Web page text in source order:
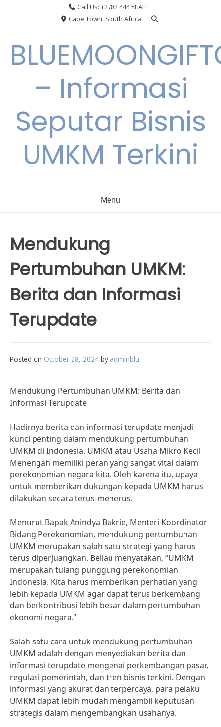
Call Us: +2782 444 YEAH
Cape Town, South Africa
– Informasi
Seputar Bisnis
UMKM Terkini
Menu
Mendukung
Pertumbuhan UMKM:
Berita dan Informasi
Terupdate
Posted on October 28, 2024 by adminblu
Mendukung Pertumbuhan UMKM: Berita dan
Informasi Terupdate
Hadirnya berita dan informasi terupdate menjadi
kunci penting dalam mendukung pertumbuhan
UMKM di Indonesia. UMKM atau Usaha Mikro Kecil
Menengah memiliki peran yang sangat vital dalam
perekonomian negara kita. Oleh karena itu, upaya
untuk memberikan dukungan kepada UMKM harus
dilakukan secara terus-menerus.
Menurut Bapak Anindya Bakrie, Menteri Koordinator
Bidang Perekonomian, mendukung pertumbuhan
UMKM merupakan salah satu strategi yang harus
terus diperjuangkan. Beliau menyatakan, “UMKM
merupakan tulang punggung perekonomian
Indonesia. Kita harus memberikan perhatian yang
lebih kepada UMKM agar dapat terus berkembang
dan berkontribusi lebih besar dalam pertumbuhan
ekonomi negara.”
Salah satu cara untuk mendukung pertumbuhan
UMKM adalah dengan menyediakan berita dan
informasi terupdate mengenai perkembangan pasar,
regulasi pemerintah, dan tren bisnis terkini. Dengan
informasi yang akurat dan terpercaya, para pelaku
UMKM dapat lebih mudah mengambil keputusan
strategis dalam mengembangkan usahanya.